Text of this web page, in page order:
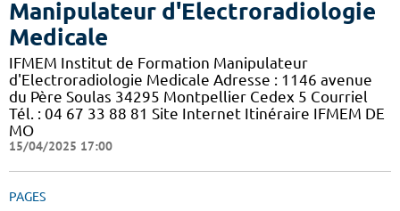
Manipulateur d'Electroradiologie
Medicale
IFMEM Institut de Formation Manipulateur
d'Electroradiologie Medicale Adresse : 1146 avenue
du Père Soulas 34295 Montpellier Cedex 5 Courriel
Tél. : 04 67 33 88 81 Site Internet Itinéraire IFMEM DE
MO
15/04/2025 17:00
PAGES